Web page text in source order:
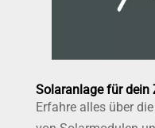
Solaranlage für dein
Erfahre alles über